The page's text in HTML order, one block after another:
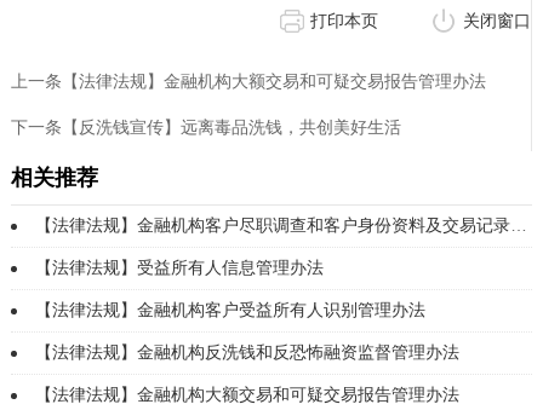
打印本页 关闭窗口
上一条【法律法规】金融机构大额交易和可疑交易报告管理办法
下一条【反洗钱宣传】远离毒品洗钱，共创美好生活
相关推荐
【法律法规】金融机构客户尽职调查和客户身份资料及交易记录保存管理办法
【法律法规】受益所有人信息管理办法
【法律法规】金融机构客户受益所有人识别管理办法
【法律法规】金融机构反洗钱和反恐怖融资监督管理办法
【法律法规】金融机构大额交易和可疑交易报告管理办法